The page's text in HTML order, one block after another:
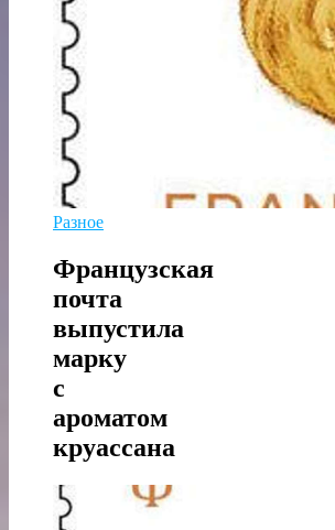
Разное
Французская
почта
выпустила
марку
с
ароматом
круассана